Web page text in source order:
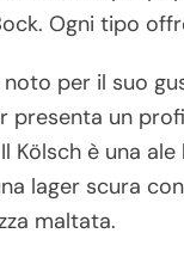
Ogni tipo
noto per il suo
presenta un
Kölsch è una
lager scura
maltata.